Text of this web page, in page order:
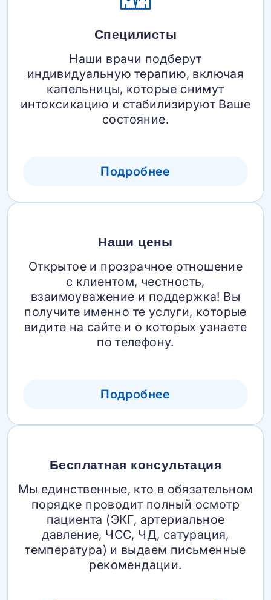
Специлисты
Наши врачи подберут
индивидуальную терапию, включая
капельницы, которые снимут
интоксикацию и стабилизируют Ваше
состояние.
Подробнее
Наши цены
Открытое и прозрачное отношение
с клиентом, честность,
взаимоуважение и поддержка! Вы
получите именно те услуги, которые
видите на сайте и о которых узнаете
по телефону.
Подробнее
Бесплатная консультация
Мы единственные, кто в обязательном
порядке проводит полный осмотр
пациента (ЭКГ, артериальное
давление, ЧСС, ЧД, сатурация,
температура) и выдаем письменные
рекомендации.